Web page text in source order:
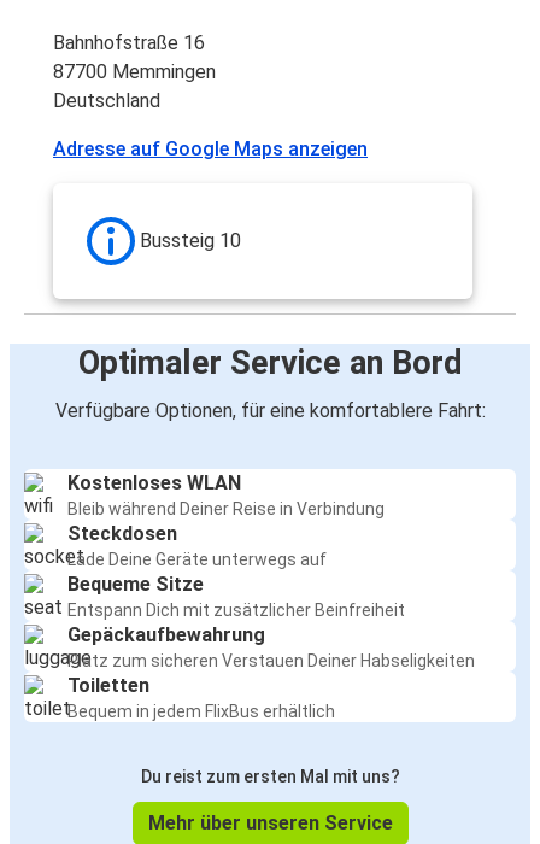
Bahnhofstraße 16
87700 Memmingen
Deutschland
Adresse auf Google Maps anzeigen
Bussteig 10
Optimaler Service an Bord
Verfügbare Optionen, für eine komfortablere Fahrt:
Kostenloses WLAN
Bleib während Deiner Reise in Verbindung
Steckdosen
Lade Deine Geräte unterwegs auf
Bequeme Sitze
Entspann Dich mit zusätzlicher Beinfreiheit
Gepäckaufbewahrung
Platz zum sicheren Verstauen Deiner Habseligkeiten
Toiletten
Bequem in jedem FlixBus erhältlich
Du reist zum ersten Mal mit uns?
Mehr über unseren Service